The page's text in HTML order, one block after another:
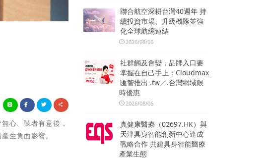
心、聽者有意後，
生負面影響。
聯合航空深耕台灣40週年 持
續投資市場、升級機隊並強
化全球航網連結
2026/08/06
社群觸及會變，品牌入口要
掌握在自己手上：Cloudmax
匯智推出 .tw／.台灣網域限
時優惠
2026/08/06
真健康醫療（02697.HK）與
天津具身智能創新中心達成
戰略合作 共建具身智能醫療
產業生態